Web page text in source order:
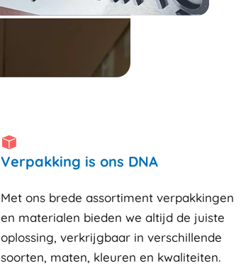
Verpakking is ons DNA
Met ons brede assortiment verpakkingen
en materialen bieden we altijd de juiste
oplossing, verkrijgbaar in verschillende
soorten, maten, kleuren en kwaliteiten.